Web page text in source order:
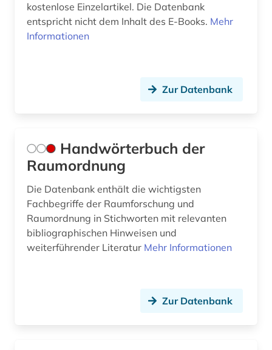
kostenlose Einzelartikel. Die Datenbank
entspricht nicht dem Inhalt des E-Books. Mehr
Informationen
Zur Datenbank
Handwörterbuch der
Raumordnung
Die Datenbank enthält die wichtigsten
Fachbegriffe der Raumforschung und
Raumordnung in Stichworten mit relevanten
bibliographischen Hinweisen und
weiterführender Literatur Mehr Informationen
Zur Datenbank